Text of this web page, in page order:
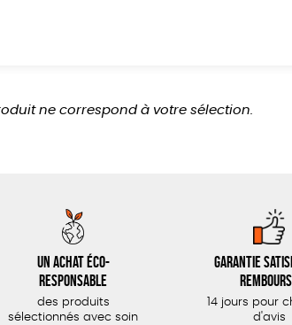
ne correspond à votre sélection.
Un achat éco-
responsable
des produits
sélectionnés avec soin
Garantie
14 jours pour
d'avis